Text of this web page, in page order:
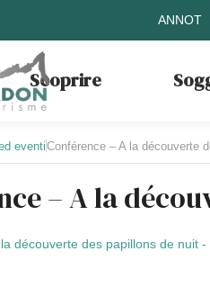
ANNOT
Scoprire
eventiConférence – A la découverte
– A la